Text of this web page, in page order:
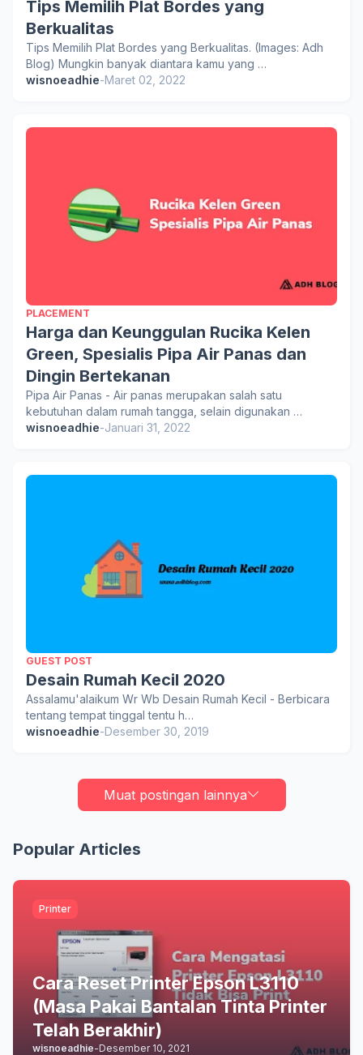
Tips Memilih Plat Bordes yang
Berkualitas
Tips Memilih Plat Bordes yang Berkualitas. (Images: Adh
Blog) Mungkin banyak diantara kamu yang …
wisnoeadhie-Maret 02, 2022
PLACEMENT
Harga dan Keunggulan Rucika Kelen
Green, Spesialis Pipa Air Panas dan
Dingin Bertekanan
Pipa Air Panas - Air panas merupakan salah satu
kebutuhan dalam rumah tangga, selain digunakan …
wisnoeadhie-Januari 31, 2022
GUEST POST
Desain Rumah Kecil 2020
Assalamu'alaikum Wr Wb Desain Rumah Kecil - Berbicara
tentang tempat tinggal tentu h…
wisnoeadhie-Desember 30, 2019
Muat postingan lainnya
Popular Articles
Printer
Cara Reset Printer Epson L3110
(Masa Pakai Bantalan Tinta Printer
Telah Berakhir)
wisnoeadhie-Desember 10, 2021